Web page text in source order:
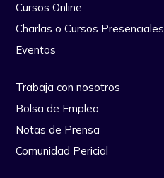
Cursos Online
Charlas o Cursos Presenciales
Eventos
Trabaja con nosotros
Bolsa de Empleo
Notas de Prensa
Comunidad Pericial